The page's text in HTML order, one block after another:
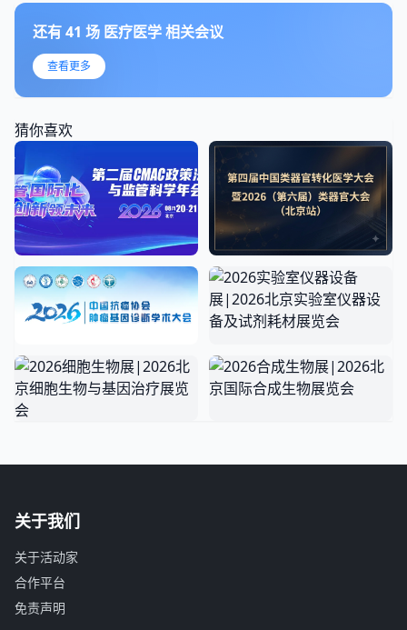
还有41 场 医疗医学相关会议
查看更多
猜你喜欢
关于我们
关于活动家
合作平台
免责声明